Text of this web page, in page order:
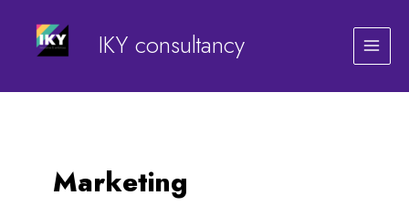
IKY consultancy
Marketing